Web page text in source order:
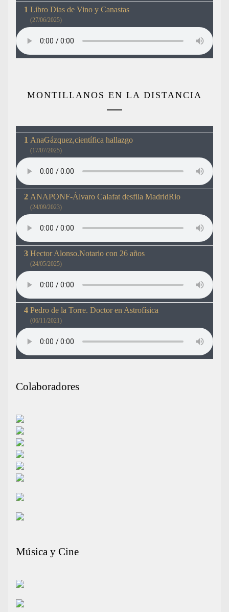
Libro Dias de Vino y Canastas
(27/06/2025)
MONTILLANOS EN LA DISTANCIA
AnaGázquez,científica hallazgo
(17/07/2025)
ANAPONF-Álvaro Calafat desfila MadridRio
(24/09/2023)
Hector Alonso.Notario con 26 años
(24/05/2025)
Pedro de la Torre. Doctor en Astrofísica
(06/11/2021)
Colaboradores
Música y Cine